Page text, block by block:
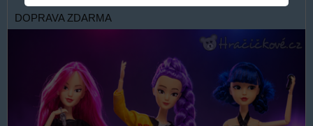
DOPRAVA ZDARMA